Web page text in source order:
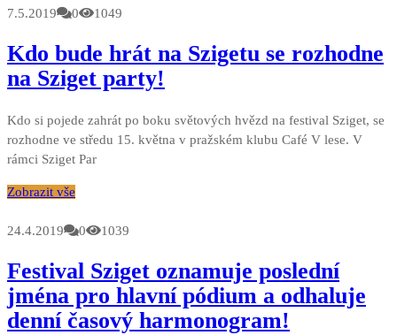
7.5.2019 0 1049
Kdo bude hrát na Szigetu se rozhodne
na Sziget party!
Kdo si pojede zahrát po boku světových hvězd na festival Sziget, se
rozhodne ve středu 15. května v pražském klubu Café V lese. V
rámci Sziget Par
Zobrazit vše
24.4.2019 0 1039
Festival Sziget oznamuje poslední
jména pro hlavní pódium a odhaluje
denní časový harmonogram!